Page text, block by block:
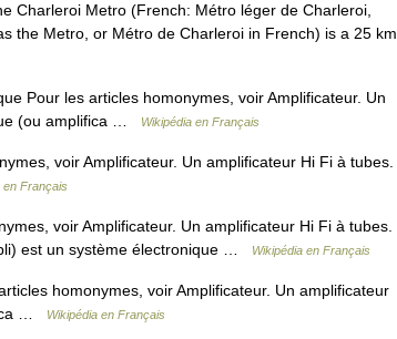
Charleroi Metro (French: Métro léger de Charleroi,
the Metro, or Métro de Charleroi in French) is a 25 km
Pour les articles homonymes, voir Amplificateur. Un
(ou amplifica …
Wikipédia en Français
voir Amplificateur. Un amplificateur Hi Fi à tubes.
en Français
voir Amplificateur. Un amplificateur Hi Fi à tubes.
est un système électronique …
Wikipédia en Français
homonymes, voir Amplificateur. Un amplificateur
…
Wikipédia en Français